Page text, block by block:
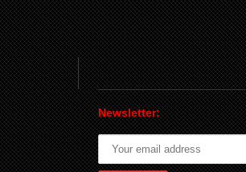
Newsletter: